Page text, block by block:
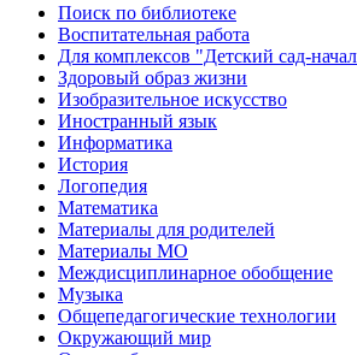
Поиск по библиотеке
Воспитательная работа
Для комплексов "Детский сад-
Здоровый образ жизни
Изобразительное искусство
Иностранный язык
Информатика
История
Логопедия
Математика
Материалы для родителей
Материалы МО
Междисциплинарное обобщение
Музыка
Общепедагогические технологии
Окружающий мир